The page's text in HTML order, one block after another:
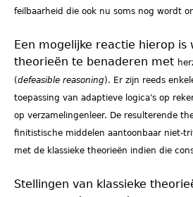
feilbaarheid die ook nu soms nog wordt
Een mogelijke reactie hierop is
theorieën te benaderen met
(defeasible reasoning). Er zijn reeds
toepassing van adaptieve logica's op
op verzamelingenleer. De resulterende
finitistische middelen aantoonbaar niet-
met de klassieke theorieën indien die
Stellingen van klassieke